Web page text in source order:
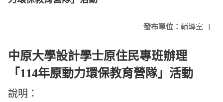
發布單位： 輔導室 |
中原大學設計學士原住民專班辦理
「114年原動力環保教育營隊」活動
說明：